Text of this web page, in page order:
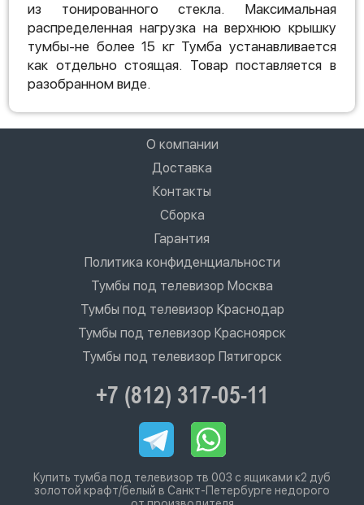
из тонированного стекла. Максимальная
распределенная нагрузка на верхнюю крышку
тумбы-не более 15 кг Тумба устанавливается
как отдельно стоящая. Товар поставляется в
разобранном виде.
О компании
Доставка
Контакты
Сборка
Гарантия
Политика конфиденциальности
Тумбы под телевизор Москва
Тумбы под телевизор Краснодар
Тумбы под телевизор Красноярск
Тумбы под телевизор Пятигорск
+7 (812) 317-05-11
Купить тумба под телевизор тв 003 с ящиками к2 дуб
золотой крафт/белый в Санкт-Петербурге недорого